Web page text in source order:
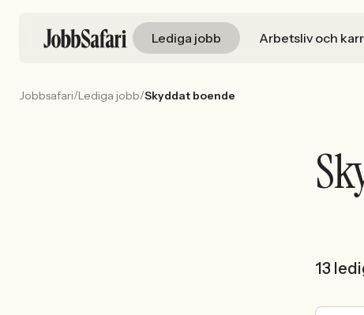
Lediga jobb Arbetsliv och
Jobbsafari/Lediga jobb/Skyddat boende
13